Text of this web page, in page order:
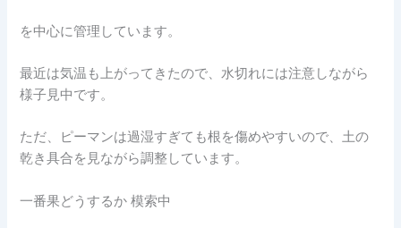
を中心に管理しています。
最近は気温も上がってきたので、水切れには注意しながら
様子見中です。
ただ、ピーマンは過湿すぎても根を傷めやすいので、土の
乾き具合を見ながら調整しています。
一番果どうするか 模索中